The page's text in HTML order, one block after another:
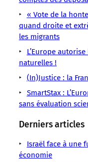
Union
a
« Vote de la
quand droite et
les migrants
L’Europe
naturelles !
(In)Justice : la
SmartStax :
sans évaluation
Derniers articles
Israël face à une
économie